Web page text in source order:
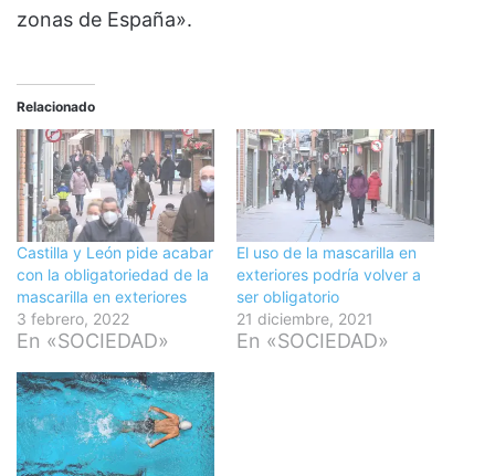
zonas de España».
Relacionado
Castilla y León pide acabar
con la obligatoriedad de la
mascarilla en exteriores
3 febrero, 2022
En «SOCIEDAD»
El uso de la mascarilla en
exteriores podría volver a
ser obligatorio
21 diciembre, 2021
En «SOCIEDAD»